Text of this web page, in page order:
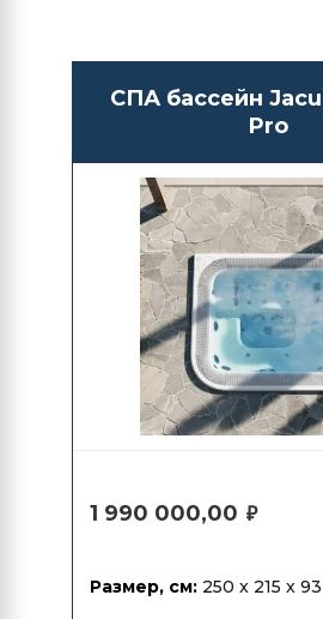
СПА бассейн
Pro
1 990 000,00 ₽
Размер, см: 250 x 215 x 93